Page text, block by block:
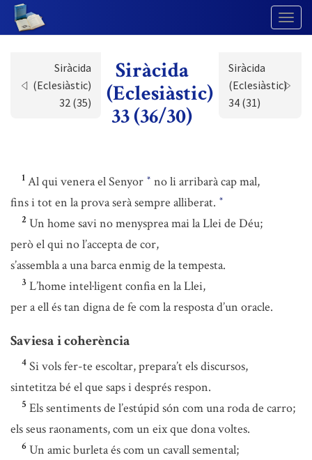
Siràcida
(Eclesiàstic)
32 (35)
Siràcida
(Eclesiàstic)
33 (36/30)
Siràcida
(Eclesiàstic)
34 (31)
1 Al qui venera el Senyor * no li arribarà cap mal,
fins i tot en la prova serà sempre alliberat. *
2 Un home savi no menysprea mai la Llei de Déu;
però el qui no l’accepta de cor,
s’assembla a una barca enmig de la tempesta.
3 L’home intel·ligent confia en la Llei,
per a ell és tan digna de fe com la resposta d’un oracle.
Saviesa i coherència
4 Si vols fer-te escoltar, prepara’t els discursos,
sintetitza bé el que saps i després respon.
5 Els sentiments de l’estúpid són com una roda de carro;
els seus raonaments, com un eix que dona voltes.
6 Un amic burleta és com un cavall semental;